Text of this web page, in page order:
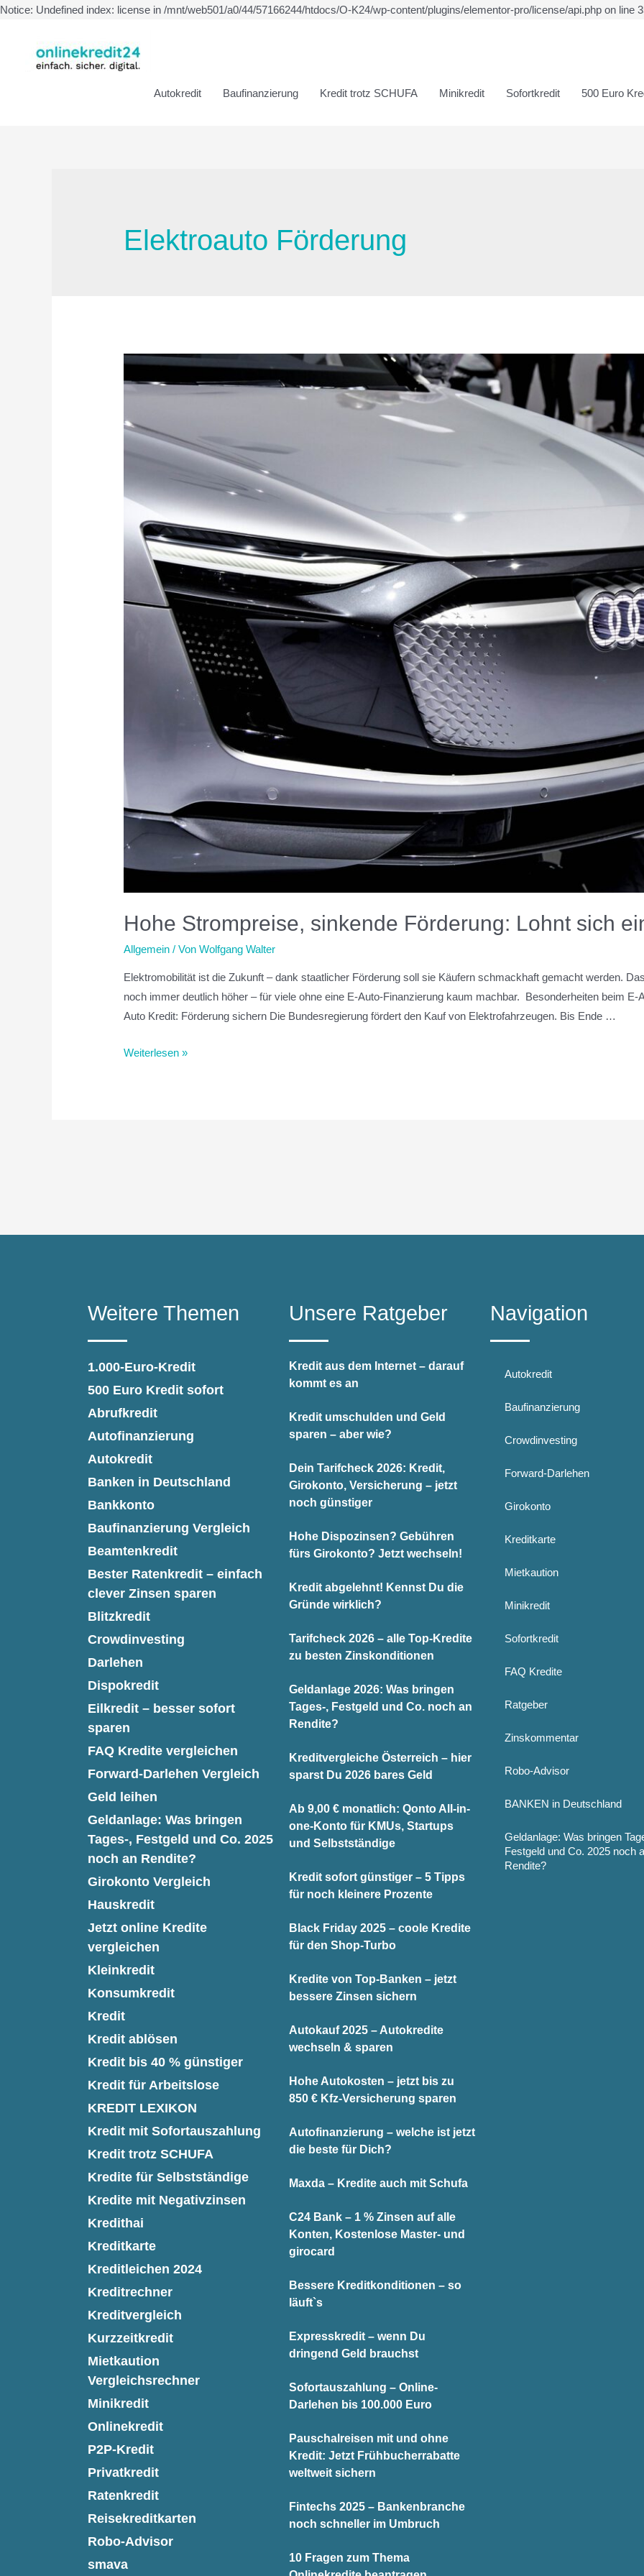
Notice: Undefined index: license in /mnt/web501/a0/44/57166244/htdocs/O-K24/wp-content/plugins/elementor-pro/license/api.php on line
Autokredit Baufinanzierung Kredit trotz SCHUFA Minikredit Sofortkredit 500 Euro
Elektroauto Förderung
Hohe Strompreise, sinkende Förderung: Lohnt sich
Allgemein / VonWolfgang Walter
Elektromobilität ist die Zukunft – dank staatlicher Förderung soll sie Käufern schmackhaft gemacht werden.
noch immer deutlich höher – für viele ohne eine E-Auto-Finanzierung kaum machbar. Besonderheiten beim
Auto Kredit: Förderung sichern Die Bundesregierung fördert den Kauf von Elektrofahrzeugen. Bis Ende …
Weiterlesen »
Weitere Themen
1.000-Euro-Kredit
500 Euro Kredit sofort
Abrufkredit
Autofinanzierung
Autokredit
Banken in Deutschland
Bankkonto
Baufinanzierung Vergleich
Beamtenkredit
Bester Ratenkredit – einfach
clever Zinsen sparen
Blitzkredit
Crowdinvesting
Darlehen
Dispokredit
Eilkredit – besser sofort
sparen
FAQ Kredite vergleichen
Forward-Darlehen Vergleich
Geld leihen
Geldanlage: Was bringen
Tages-, Festgeld und Co. 2025
noch an Rendite?
Girokonto Vergleich
Hauskredit
Jetzt online Kredite
vergleichen
Kleinkredit
Konsumkredit
Kredit
Kredit ablösen
Kredit bis 40 % günstiger
Kredit für Arbeitslose
KREDIT LEXIKON
Kredit mit Sofortauszahlung
Kredit trotz SCHUFA
Kredite für Selbstständige
Kredite mit Negativzinsen
Kredithai
Kreditkarte
Kreditleichen 2024
Kreditrechner
Kreditvergleich
Kurzzeitkredit
Mietkaution
Vergleichsrechner
Minikredit
Onlinekredit
P2P-Kredit
Privatkredit
Ratenkredit
Reisekreditkarten
Robo-Advisor
smava
Unsere Ratgeber
Kredit aus dem Internet – darauf
kommt es an
Kredit umschulden und Geld
sparen – aber wie?
Dein Tarifcheck 2026: Kredit,
Girokonto, Versicherung – jetzt
noch günstiger
Hohe Dispozinsen? Gebühren
fürs Girokonto? Jetzt wechseln!
Kredit abgelehnt! Kennst Du die
Gründe wirklich?
Tarifcheck 2026 – alle Top-Kredite
zu besten Zinskonditionen
Geldanlage 2026: Was bringen
Tages-, Festgeld und Co. noch an
Rendite?
Kreditvergleiche Österreich – hier
sparst Du 2026 bares Geld
Ab 9,00 € monatlich: Qonto All-in-
one-Konto für KMUs, Startups
und Selbstständige
Kredit sofort günstiger – 5 Tipps
für noch kleinere Prozente
Black Friday 2025 – coole Kredite
für den Shop-Turbo
Kredite von Top-Banken – jetzt
bessere Zinsen sichern
Autokauf 2025 – Autokredite
wechseln & sparen
Hohe Autokosten – jetzt bis zu
850 € Kfz-Versicherung sparen
Autofinanzierung – welche ist jetzt
die beste für Dich?
Maxda – Kredite auch mit Schufa
C24 Bank – 1 % Zinsen auf alle
Konten, Kostenlose Master- und
girocard
Bessere Kreditkonditionen – so
läuft`s
Expresskredit – wenn Du
dringend Geld brauchst
Sofortauszahlung – Online-
Darlehen bis 100.000 Euro
Pauschalreisen mit und ohne
Kredit: Jetzt Frühbucherrabatte
weltweit sichern
Fintechs 2025 – Bankenbranche
noch schneller im Umbruch
10 Fragen zum Thema
Navigation
Autokredit
Baufinanzierung
Crowdinvesting
Forward-Darlehen
Girokonto
Kreditkarte
Mietkaution
Minikredit
Sofortkredit
FAQ Kredite
Ratgeber
Zinskommentar
Robo-Advisor
BANKEN in Deutschland
Geldanlage: Was bringen
Festgeld und Co. 2025 noch
Rendite?